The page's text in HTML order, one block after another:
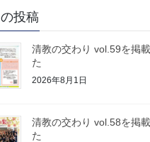
投稿
清教の交わり vol.59を掲
た
2026年8月1日
清教の交わり vol.58を掲
た